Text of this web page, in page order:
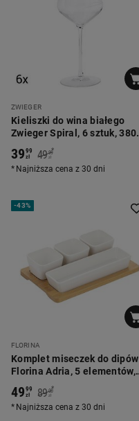
ZWIEGER
Kieliszki do wina białego
Zwieger Spiral, 6 sztuk, 380
ml, transparentne
3999
zł 49 99
zł
*
Najniższa cena z 30 dni
-43%
FLORINA
Komplet miseczek do dipów
Florina Adria, 5 elementów,
bambusowa podstawka
4999
zł 89 00
zł
*
Najniższa cena z 30 dni